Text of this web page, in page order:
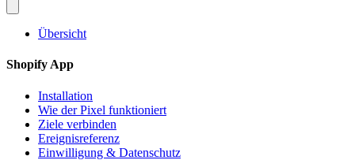
Übersicht
Shopify App
Installation
Wie der Pixel funktioniert
Ziele verbinden
Ereignisreferenz
Einwilligung & Datenschutz